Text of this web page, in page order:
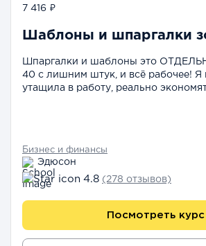
7 416 ₽
Шаблоны и шпаргалки
Шпаргалки и шаблоны это
40 с лишним штук, и всё рабочее! Я
утащила в работу, реально
Бизнес и финансы
Эдюсон
4.8 (278 отзывов)
Посмотреть курс